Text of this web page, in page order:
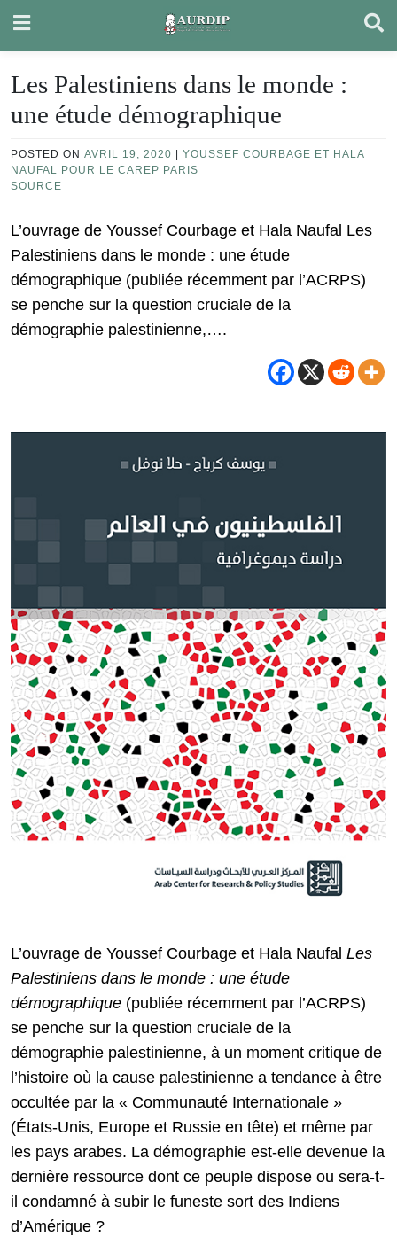
content
Les Palestiniens dans le monde :
une étude démographique
POSTED ON AVRIL 19, 2020
YOUSSEF COURBAGE ET HALA
NAUFAL POUR LE CAREP PARIS
SOURCE
L’ouvrage de Youssef Courbage et Hala Naufal Les
Palestiniens dans le monde : une étude
démographique (publiée récemment par l’ACRPS)
se penche sur la question cruciale de la
démographie palestinienne,….
L’ouvrage de Youssef Courbage et Hala Naufal Les
Palestiniens dans le monde : une étude
démographique (publiée récemment par l’ACRPS)
se penche sur la question cruciale de la
démographie palestinienne, à un moment critique de
l’histoire où la cause palestinienne a tendance à être
occultée par la « Communauté Internationale »
(États-Unis, Europe et Russie en tête) et même par
les pays arabes. La démographie est-elle devenue la
dernière ressource dont ce peuple dispose ou sera-t-
il condamné à subir le funeste sort des Indiens
d’Amérique ?